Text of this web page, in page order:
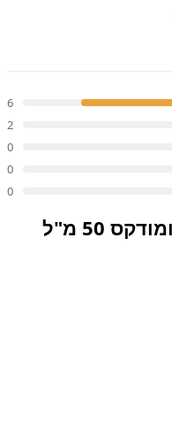
6
2
0
0
0
ג'ל יום קומודקס 50 מ"ל